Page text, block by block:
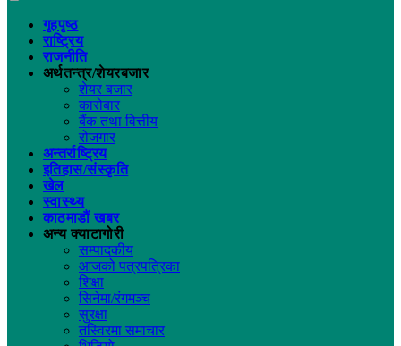
गृहपृष्ठ
राष्ट्रिय
राजनीति
अर्थतन्त्र/शेयरबजार
शेयर बजार
कारोबार
बैंक तथा वित्तीय
रोजगार
अन्तर्राष्ट्रिय
इतिहास/संस्कृति
खेल
स्वास्थ्य
काठमाडौं खबर
अन्य क्याटागोरी
सम्पादकीय
आजको पत्रपत्रिका
शिक्षा
सिनेमा/रंगमञ्च
सुरक्षा
तस्विरमा समाचार